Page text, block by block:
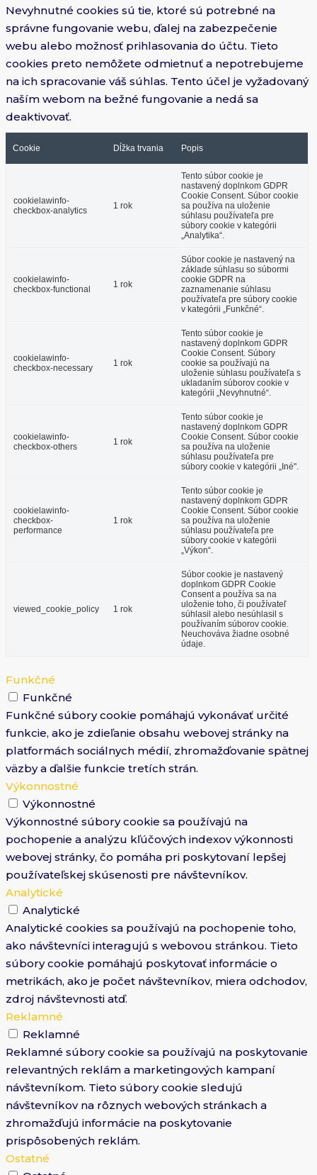
Nevyhnutné cookies sú tie, ktoré sú potrebné na
správne fungovanie webu, ďalej na zabezpečenie
webu alebo možnosť prihlasovania do účtu. Tieto
cookies preto nemôžete odmietnuť a nepotrebujeme
na ich spracovanie váš súhlas. Tento účel je vyžadovaný
naším webom na bežné fungovanie a nedá sa
deaktivovať.
Cookie Dĺžka trvania Popis
cookielawinfo-
checkbox-analytics
1 rok
Tento súbor cookie je
nastavený doplnkom GDPR
Cookie Consent. Súbor cookie
sa používa na uloženie
súhlasu používateľa pre
súbory cookie v kategórii
„Analytika“.
cookielawinfo-
checkbox-functional
1 rok
Súbor cookie je nastavený na
základe súhlasu so súbormi
cookie GDPR na
zaznamenanie súhlasu
používateľa pre súbory cookie
v kategórii „Funkčné“.
cookielawinfo-
checkbox-necessary
1 rok
Tento súbor cookie je
nastavený doplnkom GDPR
Cookie Consent. Súbory
cookie sa používajú na
uloženie súhlasu používateľa s
ukladaním súborov cookie v
kategórii „Nevyhnutné“.
cookielawinfo-
checkbox-others
1 rok
Tento súbor cookie je
nastavený doplnkom GDPR
Cookie Consent. Súbor cookie
sa používa na uloženie
súhlasu používateľa pre
súbory cookie v kategórii „Iné".
cookielawinfo-
checkbox-
performance
1 rok
Tento súbor cookie je
nastavený doplnkom GDPR
Cookie Consent. Súbor cookie
sa používa na uloženie
súhlasu používateľa pre
súbory cookie v kategórii
„Výkon“.
viewed_cookie_policy 1 rok
Súbor cookie je nastavený
doplnkom GDPR Cookie
Consent a používa sa na
uloženie toho, či používateľ
súhlasil alebo nesúhlasil s
používaním súborov cookie.
Neuchováva žiadne osobné
údaje.
Funkčné
Funkčné
Funkčné súbory cookie pomáhajú vykonávať určité
funkcie, ako je zdieľanie obsahu webovej stránky na
platformách sociálnych médií, zhromažďovanie spätnej
väzby a ďalšie funkcie tretích strán.
Výkonnostné
Výkonnostné
Výkonnostné súbory cookie sa používajú na
pochopenie a analýzu kľúčových indexov výkonnosti
webovej stránky, čo pomáha pri poskytovaní lepšej
používateľskej skúsenosti pre návštevníkov.
Analytické
Analytické
Analytické cookies sa používajú na pochopenie toho,
ako návštevníci interagujú s webovou stránkou. Tieto
súbory cookie pomáhajú poskytovať informácie o
metrikách, ako je počet návštevníkov, miera odchodov,
zdroj návštevnosti atď.
Reklamné
Reklamné
Reklamné súbory cookie sa používajú na poskytovanie
relevantných reklám a marketingových kampaní
návštevníkom. Tieto súbory cookie sledujú
návštevníkov na rôznych webových stránkach a
zhromažďujú informácie na poskytovanie
prispôsobených reklám.
Ostatné